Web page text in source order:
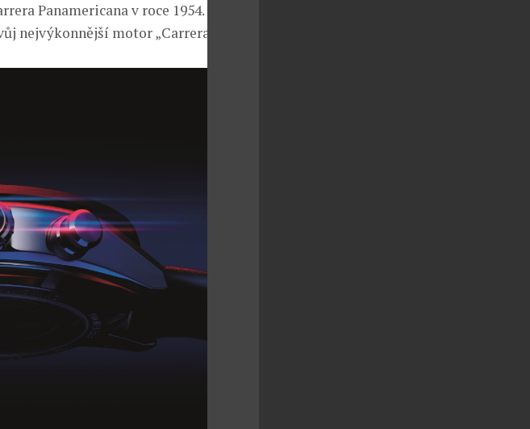
Panamericana v roce 1954. Na
nejvýkonnější motor „Carrera“.